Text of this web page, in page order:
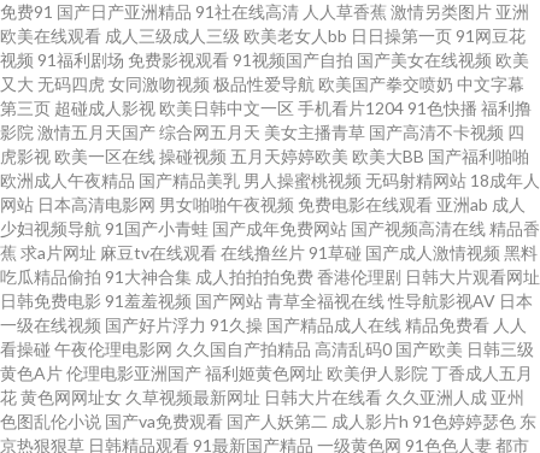
线大神超碰 国产理论在线观看 蜜桃臀网址 日韩超碰手机福利 亚洲第一导航
污 变态人妖肛交 国自拍一区懂色 欧美偷拍 熟女视频一区 一级欧美 精品久久
草 人妖群交乱交 婷婷色成人网 中文字幕黄色 97視频 浮力草草屁屁影视 内射
91白虎白丝 三级国产网址 亚洲一卡久173 97超碰日韩电影 国产乱码一区 欧
美成人第一页 深夜伦理福利 影音先锋福利资源 97综合网站 东京热男人的天
堂 九九热在线6 欧亚另类色 99热这里有精品 九九重口味视频 日本人妖毛片
伊人大香蕉伊人 99爱综合 国产丝袜足交 蜜桃福利影院 日韩熟女成人 91超碰
免费91 国产日产亚洲精品 91社在线高清 人人草香蕉 激情另类图片 亚洲
欧美在线观看 成人三级成人三级 欧美老女人bb 日日操第一页 91网豆花
视频 91福利剧场 免费影视观看 91视频国产自拍 国产美女在线视频 欧美
又大 无码四虎 女同激吻视频 极品性爱导航 欧美国产拳交喷奶 中文字幕
第三页 超碰成人影视 欧美日韩中文一区 手机看片1204 91色快播 福利撸
影院 激情五月天国产综合网五月天 美女主播青草 国产高清不卡视频 四
虎影视 欧美一区在线操碰视频 五月天婷婷欧美 欧美大BB 国产福利啪啪
欧洲成人午夜精品 国产精品美乳 男人操蜜桃视频 无码射精网站 18成年人
网站 日本高清电影网 男女啪啪午夜视频 免费电影在线观看 亚洲ab 成人
少妇视频导航 91国产小青蛙 国产成年免费网站 国产视频高清在线 精品香
蕉 求a片网址 麻豆tv在线观看在线撸丝片 91草碰 国产成人激情视频 黑料
吃瓜精品偷拍 91大神合集 成人拍拍拍免费香港伦理剧 日韩大片观看网址
日韩免费电影 91羞羞视频 国产网站青草全福视在线性导航影视AV 日本
一级在线视频 国产好片浮力 91久操 国产精品成人在线 精品免费看 人人
看操碰 午夜伦理电影网 久久国自产拍精品 高清乱码0 国产欧美 日韩三级
黄色A片伦理电影亚洲国产福利姬黄色网址 欧美伊人影院 丁香成人五月
花黄色网网址女 久草视频最新网址 日韩大片在线看 久久亚洲人成 亚州
色图乱伦小说 国产va免费观看 国产人妖第二 成人影片h 91色婷婷瑟色 东
京热狠狠草 日韩精品观看 91最新国产精品 一级黄色网 91色色人妻都市